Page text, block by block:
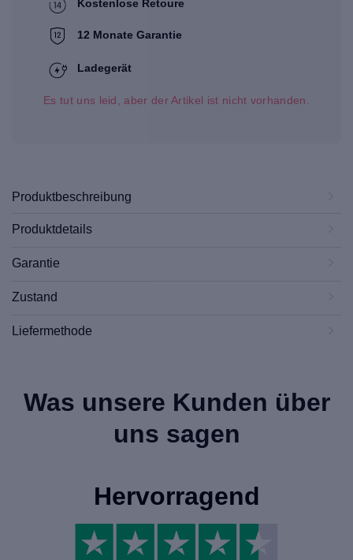
Kostenlose Retoure
12 Monate Garantie
Ladegerät
Es tut uns leid, aber der Artikel ist nicht vorhanden.
Produktbeschreibung
Produktdetails
Garantie
Zustand
Liefermethode
Was unsere Kunden über
uns sagen
Hervorragend